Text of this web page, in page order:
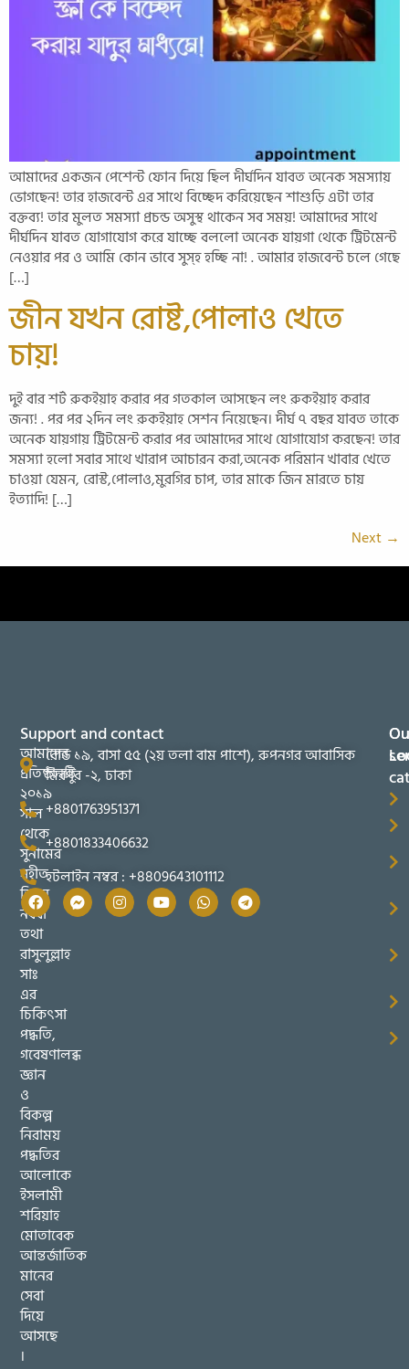
আমাদের একজন পেশেন্ট ফোন দিয়ে ছিল দীর্ঘদিন যাবত অনেক সমস্যায়
ভোগছেন! তার হাজবেন্ট এর সাথে বিচ্ছেদ করিয়েছেন শাশুড়ি এটা তার
বক্তব্য! তার মুলত সমস্যা প্রচন্ড অসুস্থ থাকেন সব সময়! আমাদের সাথে
দীর্ঘদিন যাবত যোগাযোগ করে যাচ্ছে বললো অনেক যায়গা থেকে ট্রিটমেন্ট
নেওয়ার পর ও আমি কোন ভাবে সুস্হ হচ্ছি না! . আমার হাজবেন্ট চলে গেছে
[…]
জীন যখন রোষ্ট,পোলাও খেতে
চায়!
দুই বার শর্ট রুকইয়াহ করার পর গতকাল আসছেন লং রুকইয়াহ করার
জন্য! . পর পর ২দিন লং রুকইয়াহ সেশন নিয়েছেন। দীর্ঘ ৭ বছর যাবত তাকে
অনেক যায়গায় ট্রিটমেন্ট করার পর আমাদের সাথে যোগাযোগ করছেন! তার
সমস্যা হলো সবার সাথে খারাপ আচারন করা,অনেক পরিমান খাবার খেতে
চাওয়া যেমন, রোস্ট,পোলাও,মুরগির চাপ, তার মাকে জিন মারতে চায়
ইত্যাদি! […]
Next →
আমাদের
প্রতিষ্ঠানটি
২০১৯
সাল
থেকে
সুনামের
সহীত
তিব্বুন
নববী
তথা
রাসুলুল্লাহ
সাঃ
এর
চিকিৎসা
পদ্ধতি,
গবেষণালব্ধ
জ্ঞান
ও
বিকল্প
নিরাময়
পদ্ধতির
আলোকে
ইসলামী
শরিয়াহ
মোতাবেক
আন্তর্জাতিক
মানের
সেবা
দিয়ে
আসছে
।
Support and contact
রোড ১৯, বাসা ৫৫ (২য় তলা বাম পাশে), রুপনগর আবাসিক
মিরপুর -২, ঢাকা
+8801763951371
+8801833406632
হটলাইন নম্বর : +8809643101112